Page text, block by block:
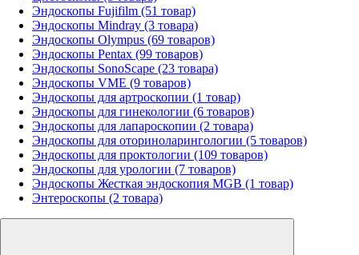
Эндоскопы Fujifilm (51 товар)
Эндоскопы Mindray (3 товара)
Эндоскопы Olympus (69 товаров)
Эндоскопы Pentax (99 товаров)
Эндоскопы SonoScape (23 товара)
Эндоскопы VME (9 товаров)
Эндоскопы для артроскопии (1 товар)
Эндоскопы для гинекологии (6 товаров)
Эндоскопы для лапароскопии (2 товара)
Эндоскопы для оториноларингологии (5 товаров)
Эндоскопы для проктологии (109 товаров)
Эндоскопы для урологии (7 товаров)
Эндоскопы Жесткая эндоскопия MGB (1 товар)
Энтероскопы (2 товара)